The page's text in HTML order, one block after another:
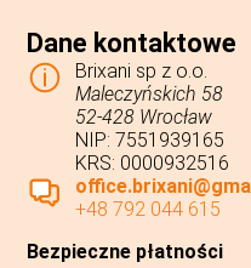
Dane kontaktowe
Brixani sp z o.o.
Maleczyńskich 58
52-428 Wrocław
NIP: 7551939165
KRS: 0000932516
+48 792 044 615
Bezpieczne płatności